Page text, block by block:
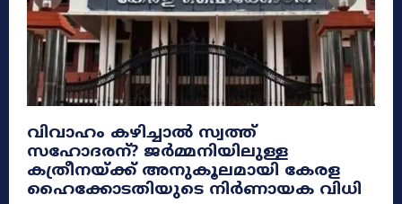
​വിവാഹം കഴിച്ചാൽ സ്വത്ത്
സഹോദരന്? ജർമ്മനിയിലുള്ള
കത്രീനയ്ക്ക് അനുകൂലമായി കേരള
ഹൈക്കോടതിയുടെ നിർണായക വിധി